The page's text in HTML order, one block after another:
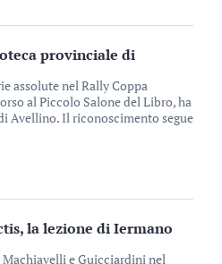
provinciale di
assolute nel Rally Coppa
al Piccolo Salone del Libro, ha
Avellino. Il riconoscimento segue
la lezione di Iermano
Machiavelli e Guicciardini nel